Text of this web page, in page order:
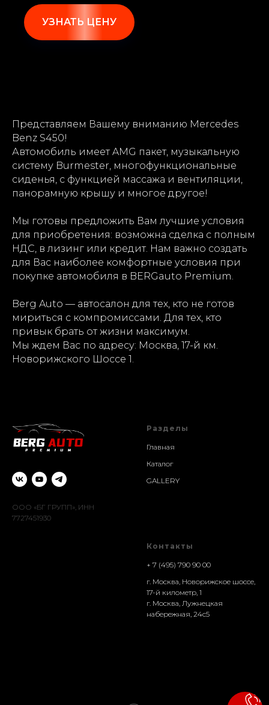
УЗНАТЬ ЦЕНУ
Представляем Вашему вниманию Mercedes
Benz S450!
Автомобиль имеет AMG пакет, музыкальную
систему Burmester, многофункциональные
сиденья, с функцией массажа и вентиляции,
панорамную крышу и многое другое!
Мы готовы предложить Вам лучшие условия
для приобретения: возможна сделка с полным
НДС, в лизинг или кредит. Нам важно создать
для Вас наиболее комфортные условия при
покупке автомобиля в BERGauto Premium.
Berg Auto — автосалон для тех, кто не готов
мириться с компромиссами. Для тех, кто
привык брать от жизни максимум.
Мы ждем Вас по адресу: Москва, 17-й км.
Новорижского Шоссе 1.
ООО «БГ ГРУПП», ИНН
7727451930
Разделы
Главная
Каталог
GALLERY
Контакты
+ 7 (495) 790 90 00
г. Москва, Новорижское шоссе,
17-й километр, 1
г. Москва, Лужнецкая
набережная, 24с5